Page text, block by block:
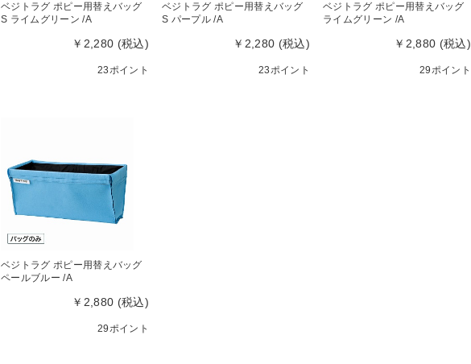
ベジトラグ ポピー用替えバッグ
S ライムグリーン /A
￥2,280 (税込)
23ポイント
ベジトラグ ポピー用替えバッグ
S パープル /A
￥2,280 (税込)
23ポイント
ベジトラグ ポピー用替えバッグ
ライムグリーン /A
￥2,880 (税込)
29ポイント
ベジトラグ ポピー用替えバッグ
ペールブルー /A
￥2,880 (税込)
29ポイント